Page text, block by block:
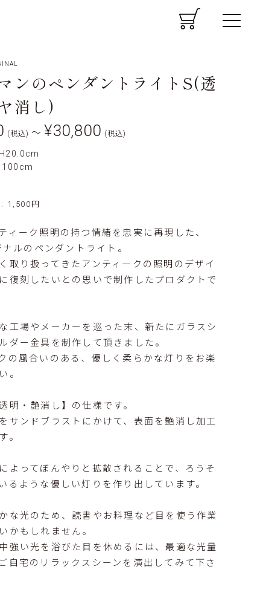
CART MENU
ンのペンダントライトS(透
消し)
(税込) 〜 ¥30,800 (税込)
100cm
1,500円
ィーク照明の持つ情緒を忠実に再現した、
ルのペンダントライト。
取り扱ってきたアンティークの照明のデザイ
復刻したいとの思いで制作したプロダクトで
工場やメーカーを巡った末、新たにガラスシ
ダー金具を制作して頂きました。
の風合いのある、優しく柔らかな灯りをお楽
。
明・艶消し】の仕様です。
サンドブラストにかけて、表面を艶消し加工
。
よってぼんやりと拡散されることで、ろうそ
るような優しい灯りを作り出しています。
な光のため、読書やお料理など目を使う作業
かもしれません。
強い光を浴びた目を休めるには、最適な光量
自宅のリラックスシーンを演出してみて下さ